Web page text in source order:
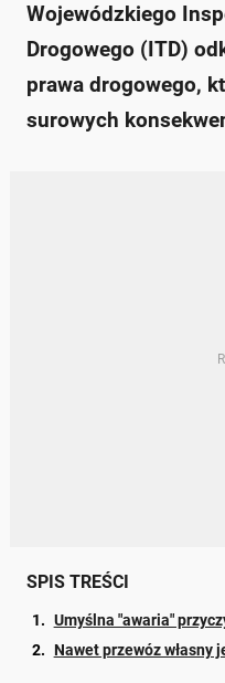
Wojewódzkiego
Drogowego (ITD)
prawa drogowego,
surowych
SPIS TREŚCI
Umyślna "awaria"
Nawet przewóz własny